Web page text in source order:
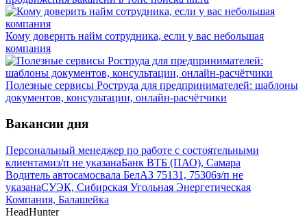
Кому доверить найм сотрудника, если у вас небольшая
компания
Полезные сервисы Роструда для предпринимателей: шаблоны
документов, консультации, онлайн-расчётчики
Вакансии дня
Персональный менеджер по работе с состоятельными
клиентамиз/п не указанаБанк ВТБ (ПАО), Самара
Водитель автосамосвала БелАЗ 75131, 75306з/п не
указанаСУЭК, Сибирская Угольная Энергетическая
Компания, Балашейка
HeadHunter